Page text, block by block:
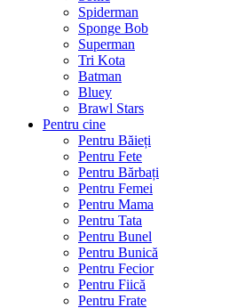
Spiderman
Sponge Bob
Superman
Tri Kota
Batman
Bluey
Brawl Stars
Pentru cine
Pentru Băieți
Pentru Fete
Pentru Bărbați
Pentru Femei
Pentru Mama
Pentru Tata
Pentru Bunel
Pentru Bunică
Pentru Fecior
Pentru Fiică
Pentru Frate